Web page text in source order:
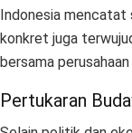
Indonesia mencatat
konkret juga
bersama
Pertukaran